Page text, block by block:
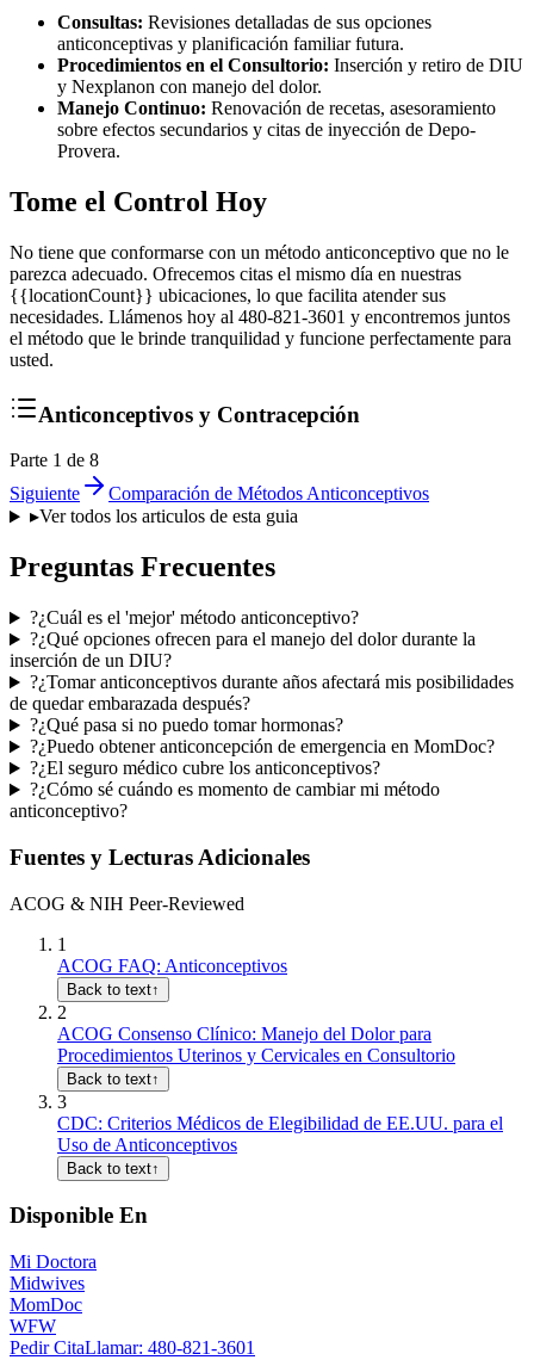
Consultas: Revisiones detalladas de sus opciones
anticonceptivas y planificación familiar futura.
Procedimientos en el Consultorio: Inserción y retiro de DIU
y Nexplanon con manejo del dolor.
Manejo Continuo: Renovación de recetas, asesoramiento
sobre efectos secundarios y citas de inyección de Depo-
Provera.
Tome el Control Hoy
No tiene que conformarse con un método anticonceptivo que no le
parezca adecuado. Ofrecemos citas el mismo día en nuestras
{{locationCount}} ubicaciones, lo que facilita atender sus
necesidades. Llámenos hoy al 480-821-3601 y encontremos juntos
el método que le brinde tranquilidad y funcione perfectamente para
usted.
Anticonceptivos y Contracepción
Parte 1 de 8
Siguiente
Comparación de Métodos Anticonceptivos
▸Ver todos los articulos de esta guia
Preguntas Frecuentes
?¿Cuál es el 'mejor' método anticonceptivo?
?¿Qué opciones ofrecen para el manejo del dolor durante la
inserción de un DIU?
?¿Tomar anticonceptivos durante años afectará mis posibilidades
de quedar embarazada después?
?¿Qué pasa si no puedo tomar hormonas?
?¿Puedo obtener anticoncepción de emergencia en MomDoc?
?¿El seguro médico cubre los anticonceptivos?
?¿Cómo sé cuándo es momento de cambiar mi método
anticonceptivo?
Fuentes y Lecturas Adicionales
ACOG & NIH Peer-Reviewed
1
ACOG FAQ: Anticonceptivos
Back to text↑
2
ACOG Consenso Clínico: Manejo del Dolor para
Procedimientos Uterinos y Cervicales en Consultorio
Back to text↑
3
CDC: Criterios Médicos de Elegibilidad de EE.UU. para el
Uso de Anticonceptivos
Back to text↑
Disponible En
Mi Doctora
Midwives
MomDoc
WFW
Pedir CitaLlamar: 480-821-3601